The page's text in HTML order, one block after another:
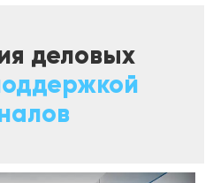
деловых